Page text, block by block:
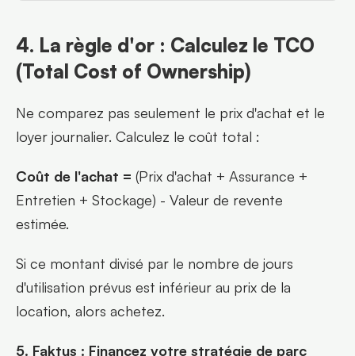
4. La règle d'or : Calculez le TCO
(Total Cost of Ownership)
Ne comparez pas seulement le prix d'achat et le
loyer journalier. Calculez le coût total :
Coût de l'achat = (Prix d'achat + Assurance +
Entretien + Stockage) - Valeur de revente
estimée.
Si ce montant divisé par le nombre de jours
d'utilisation prévus est inférieur au prix de la
location, alors achetez.
5. Faktus : Financez votre stratégie de parc